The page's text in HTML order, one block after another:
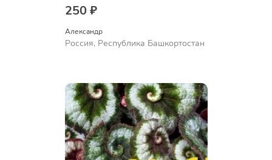
250 ₽
Александр
Россия, Республика Башкортостан